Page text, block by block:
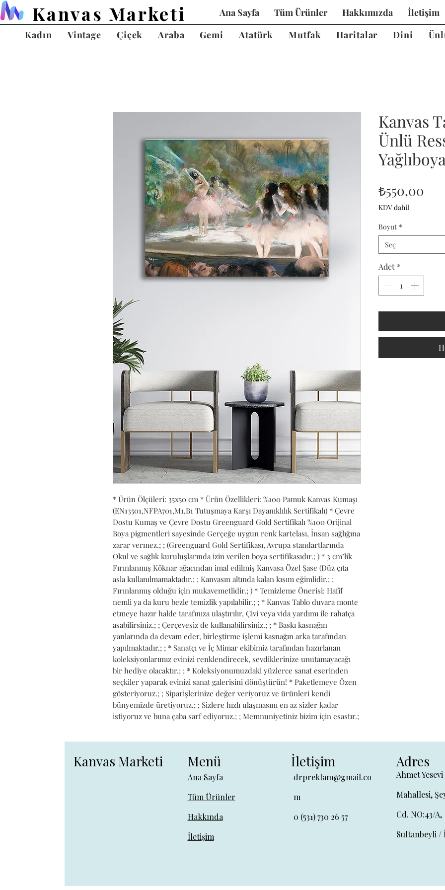
Kanvas Marketi Ana Sayfa Tüm Ürünler Hakkımızda İletişim
Kadın
Vintage Çiçek Araba Gemi Atatürk Mutfak Haritalar Dini
* Ürün Ölçüleri: 35x50 cm * Ürün Özellikleri: %100 Pamuk Kanvas Kumaşı
(EN13501,NFPA701,M1,B1 Tutuşmaya Karşı Dayanıklılık Sertifikalı) * Çevre
Dostu Kumaş ve Çevre Dostu Greenguard Gold Sertifikalı %100 Orijinal
Boya pigmentleri sayesinde Gerçeğe uygun renk kartelası, İnsan sağlığına
zarar vermez.; ; (Greenguard Gold Sertifikası, Avrupa standartlarında
Okul ve sağlık kuruluşlarında izin verilen boya sertifikasıdır.; ) * 3 cm’lik
Fırınlanmış Köknar ağacından imal edilmiş Kanvasa Özel Şase (Düz çıta
asla kullanılmamaktadır.; ; Kanvasın altında kalan kısım eğimlidir.; ;
Fırınlanmış olduğu için mukavemetlidir.; ) * Temizleme Önerisi: Hafif
nemli ya da kuru bezle temizlik yapılabilir.; ; * Kanvas Tablo duvara monte
etmeye hazır halde tarafınıza ulaştırılır, Çivi veya vida yardımı ile rahatça
asabilirsiniz.; ; Çerçevesiz de kullanabilirsiniz.; ; * Baskı kasnağın
yanlarında da devam eder, birleştirme işlemi kasnağın arka tarafından
yapılmaktadır.; ; * Sanatçı ve İç Mimar ekibimiz tarafından hazırlanan
koleksiyonlarımız evinizi renklendirecek, sevdiklerinize unutamayacağı
bir hediye olacaktır.; ; * Koleksiyonumuzdaki yüzlerce sanat eserinden
seçkiler yaparak evinizi sanat galerisini dönüştürün! * Paketlemeye Özen
gösteriyoruz.; ; Siparişlerinize değer veriyoruz ve ürünleri kendi
bünyemizde üretiyoruz.; ; Sizlere hızlı ulaşmasını en az sizler kadar
istiyoruz ve buna çaba sarf ediyoruz.; ; Memnuniyetiniz bizim için esastır.;
Kanvas
Ünlü
₺550,00
KDV dahil
Boyut *
Seç
Adet *
Kanvas Marketi Menü
Ana Sayfa
Tüm Ürünler
Hakkında
İletişim
İletişim
drpreklam@gmail.co
m
0 (531) 730 26 57
Adres
Ahmet Yesevi
Mahallesi,
Cd. NO:43/A,
Sultanbeyli /